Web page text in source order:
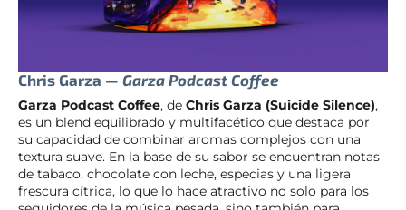
Chris Garza — Garza Podcast Coffee
Garza Podcast Coffee, de Chris Garza (Suicide Silence),
es un blend equilibrado y multifacético que destaca por
su capacidad de combinar aromas complejos con una
textura suave. En la base de su sabor se encuentran notas
de tabaco, chocolate con leche, especias y una ligera
frescura cítrica, lo que lo hace atractivo no solo para los